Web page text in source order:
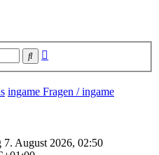
Suche
ingame Fragen / ingame
August 2026, 02:50